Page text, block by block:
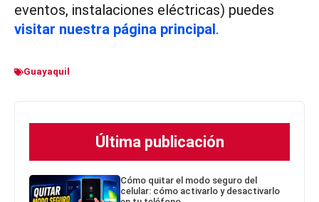
eventos, instalaciones eléctricas) puedes
visitar nuestra página principal.
Guayaquil
Última publicación
Cómo quitar el modo seguro del
celular: cómo activarlo y desactivarlo